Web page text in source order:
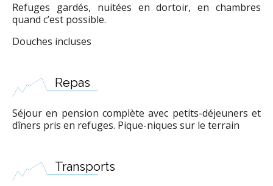
Refuges gardés, nuitées en dortoir, en chambres
quand c’est possible.
Douches incluses
Repas
Séjour en pension complète avec petits-déjeuners et
dîners pris en refuges. Pique-niques sur le terrain
Transports